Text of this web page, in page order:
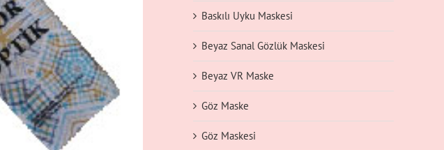
Baskılı Uyku Maskesi
Beyaz Sanal Gözlük Maskesi
Beyaz VR Maske
Göz Maske
Göz Maskesi